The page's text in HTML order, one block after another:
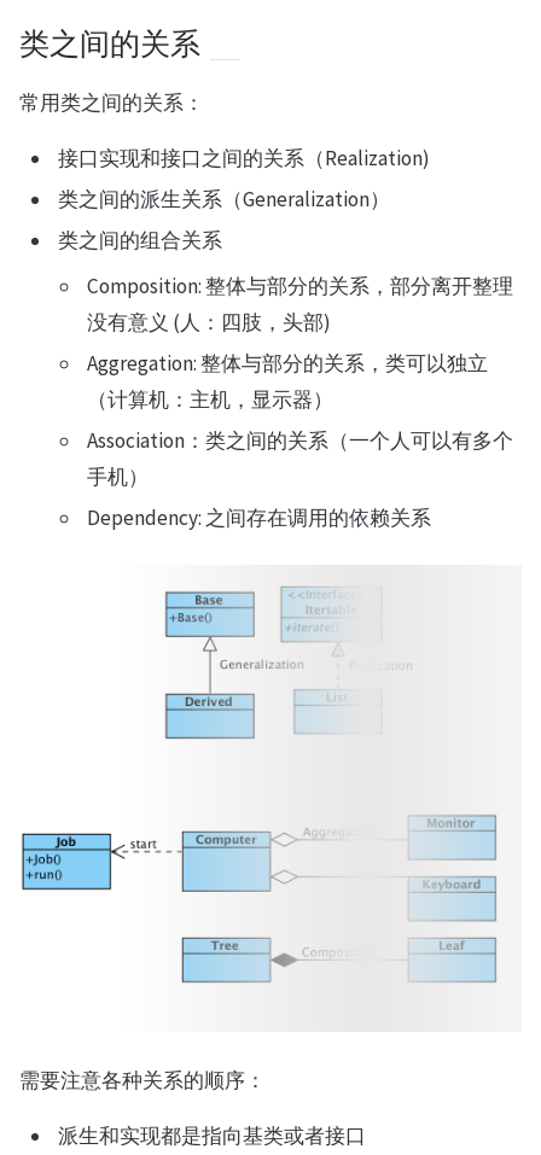
类之间的关系
常用类之间的关系：
接口实现和接口之间的关系（Realization)
类之间的派生关系（Generalization）
类之间的组合关系
Composition: 整体与部分的关系，部分离开整理
没有意义 (人：四肢，头部)
Aggregation: 整体与部分的关系，类可以独立
（计算机：主机，显示器）
Association：类之间的关系（一个人可以有多个
手机）
Dependency: 之间存在调用的依赖关系
需要注意各种关系的顺序：
派生和实现都是指向基类或者接口